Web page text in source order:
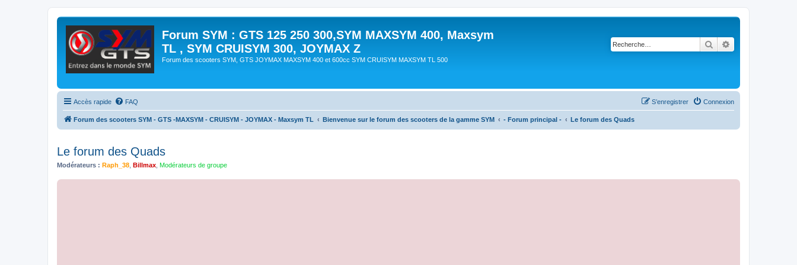
Forum SYM : GTS 125 250 300,SYM MAXSYM 400, Maxsym
TL , SYM CRUISYM 300, JOYMAX Z
Forum des scooters SYM, GTS JOYMAX MAXSYM 400 et 600cc SYM CRUISYM MAXSYM TL 500
Rechercher
Accès rapide FAQ Connexion
S’enregistrer
Forum des scooters SYM - GTS -MAXSYM - CRUISYM - JOYMAX - Maxsym TL Bienvenue sur le forum des scooters de la gamme SYM - Forum principal - Le forum des Quads
Le forum des Quads
Modérateurs : Raph_38 Billmax Modérateurs de groupe